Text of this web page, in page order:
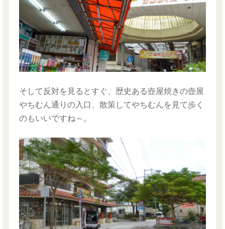
そして反対を見るとすぐ、歴史ある壺屋焼きの壺屋
やちむん通りの入口、散策してやちむんを見て歩く
のもいいですね～。